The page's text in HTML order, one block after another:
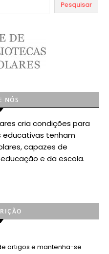
Pesquisar
NÓS
cria condições para
educativas tenham
capazes de
e da escola.
artigos e mantenha-se